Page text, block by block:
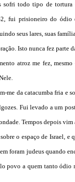
sofri todo tipo de tortura
fui prisioneiro do ódio
seus lares, suas
Isto nunca fez parte
atroz me fez,
me da catacumba fria e
Fui levado a um
Tempos depois vim
o espaço de Israel, e
foram judeus quando
povo a quem tanto